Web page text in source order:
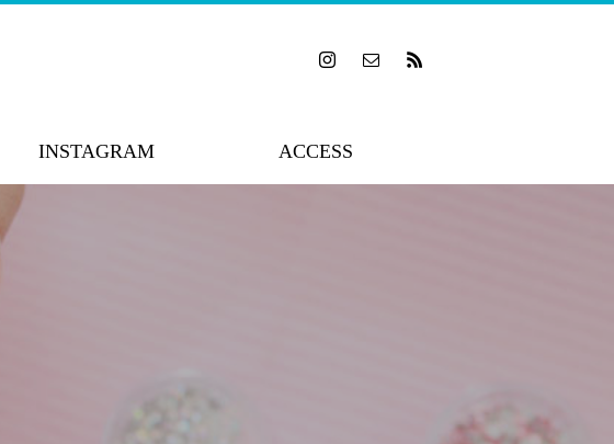
INSTAGRAM ACCESS